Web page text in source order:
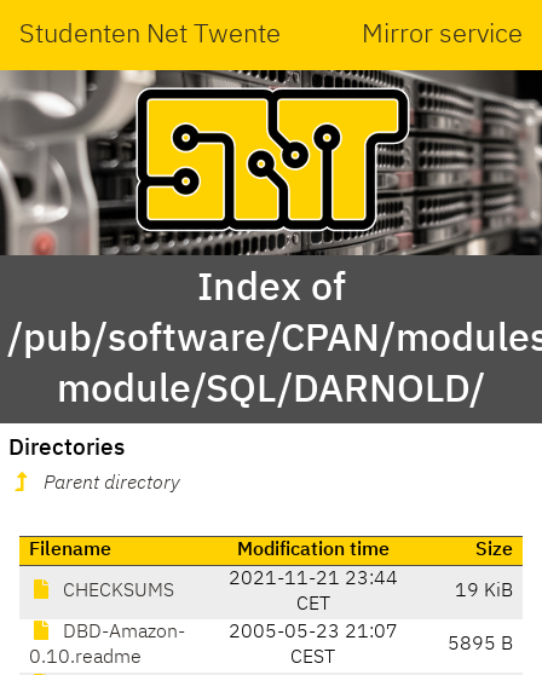
Studenten Net Twente Mirror service
Index of
/pub/software/CPAN/
module/SQL/DARNOLD/
Directories
Parent directory
Filename Modification time Size
CHECKSUMS
2021-11-21 23:44
CET
19 KiB
DBD-Amazon-
0.10.readme
2005-05-23 21:07
CEST
5895 B